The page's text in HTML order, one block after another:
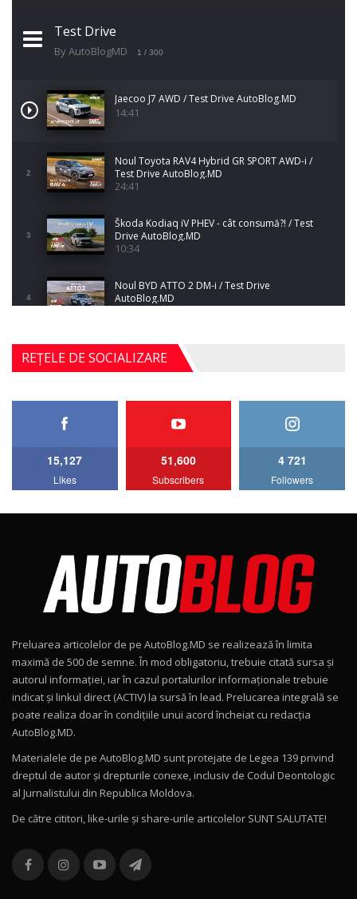
Test Drive
By AutoBlogMD 1 / 300
Jaecoo J7 AWD / Test Drive AutoBlog.MD
14:41
2
Noul Toyota RAV4 Hybrid GR SPORT AWD-i /
Test Drive AutoBlog.MD
24:41
3
Škoda Kodiaq iV PHEV - cât consumă?! / Test
Drive AutoBlog.MD
10:34
4
Noul BYD ATTO 2 DM-i / Test Drive
AutoBlog.MD
17:35
5
Noul Mercedes-Benz S-Class facelift (S 580
4MATIC V223) / Test Drive AutoBlog.MD
27:33
AutoBlog.MD
15:08
Noul Geely EX2 / Test Drive AutoBlog.MD
15:22
Mercedes-AMG E 53 HYBRID 4MATIC+ / Test
Drive AutoBlog.MD
16:27
11
Noul Volvo ES90 / Test Drive AutoBlog.MD
12
Noul MG HS / Test Drive AutoBlog.MD
16:48
13
combină aventura cu luxul / AutoBlog.MD
36:08
REȚELE DE SOCIALIZARE
15,127
Likes
51,600
Subscribers
4 721
Followers
Preluarea articolelor de pe AutoBlog.MD se realizează în limita
maximă de 500 de semne. În mod obligatoriu, trebuie citată sursa și
autorul informației, iar în cazul portalurilor informaționale trebuie
indicat și linkul direct (ACTIV) la sursă în lead. Prelucarea integrală se
poate realiza doar în condițiile unui acord încheiat cu redacţia
AutoBlog.MD.
Materialele de pe AutoBlog.MD sunt protejate de Legea 139 privind
dreptul de autor și drepturile conexe, inclusiv de Codul Deontologic
al Jurnalistului din Republica Moldova.
De către cititori, like-urile şi share-urile articolelor SUNT SALUTATE!